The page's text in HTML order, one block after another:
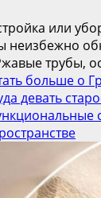
или
трубы,
больше о
девать